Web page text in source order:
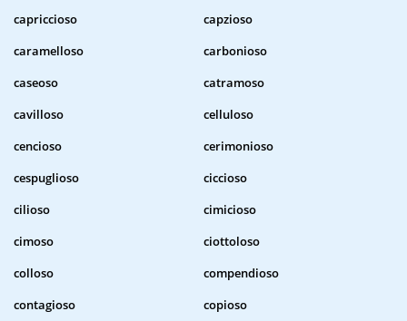
capriccioso
capzioso
caramelloso
carbonioso
caseoso
catramoso
cavilloso
celluloso
cencioso
cerimonioso
cespuglioso
ciccioso
cilioso
cimicioso
cimoso
ciottoloso
colloso
compendioso
contagioso
copioso